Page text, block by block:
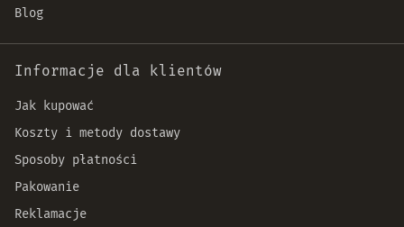
Blog
Informacje dla klientów
Jak kupować
Koszty i metody dostawy
Sposoby płatności
Pakowanie
Reklamacje